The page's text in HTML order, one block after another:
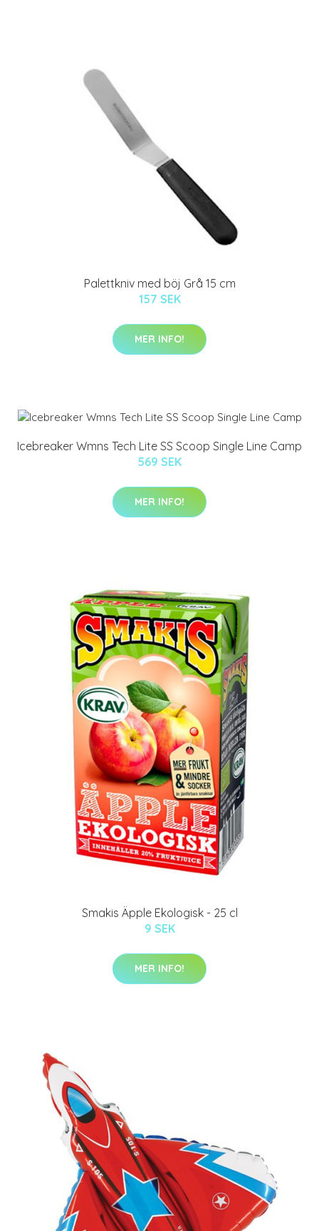
Palettkniv med böj Grå 15 cm
157 SEK
MER INFO!
Icebreaker Wmns Tech Lite SS Scoop Single Line Camp
569 SEK
MER INFO!
Smakis Äpple Ekologisk - 25 cl
9 SEK
MER INFO!